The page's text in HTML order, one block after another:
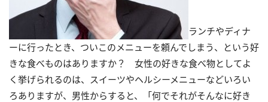
ランチやディナ
ーに行ったとき、ついこのメニューを頼んでしまう、という好
きな食べものはありますか？ 女性の好きな食べ物としてよ
く挙げられるのは、スイーツやヘルシーメニューなどいろい
ろありますが、男性からすると、「何でそれがそんなに好き